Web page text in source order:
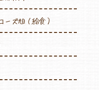
ーズ旭（給食）